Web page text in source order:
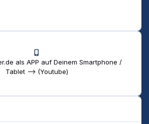
als APP auf Deinem Smartphone /
Tablet --> (Youtube)